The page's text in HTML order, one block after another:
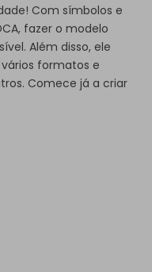
Com símbolos e
fazer o modelo
Além disso, ele
formatos e
Comece já a criar